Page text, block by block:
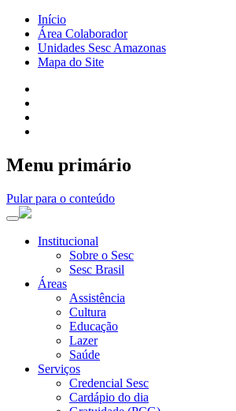
Início
Área Colaborador
Unidades Sesc Amazonas
Mapa do Site
Menu primário
Pular para o conteúdo
Institucional
Sobre o Sesc
Sesc Brasil
Áreas
Assistência
Cultura
Educação
Lazer
Saúde
Serviços
Credencial Sesc
Cardápio do dia